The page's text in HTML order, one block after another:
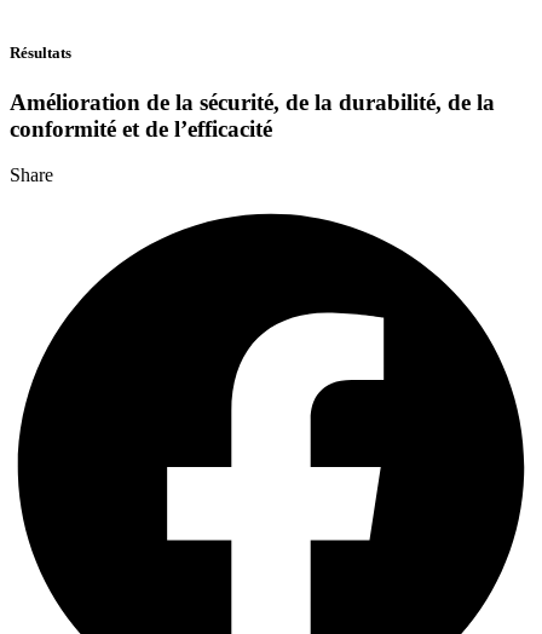
Résultats
Amélioration de la sécurité, de la durabilité, de la
conformité et de l’efficacité
Share